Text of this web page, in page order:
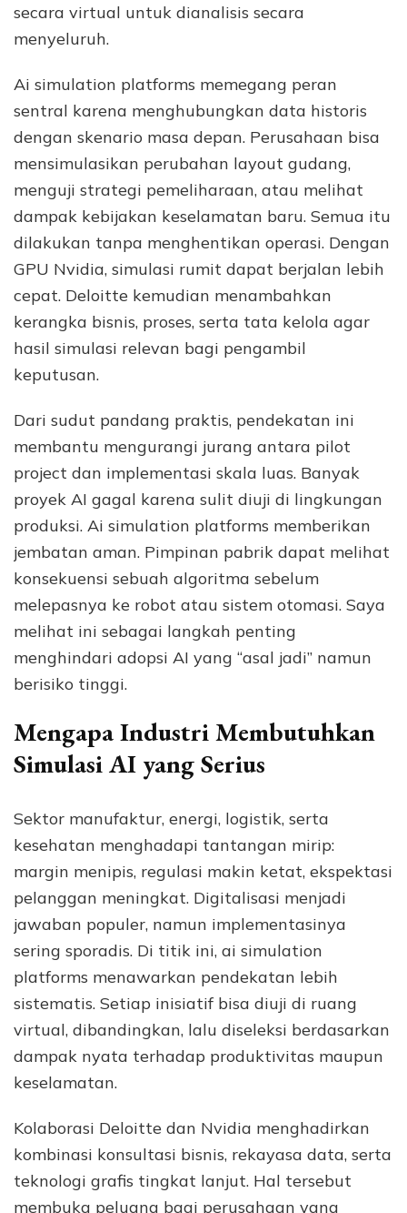
secara virtual untuk dianalisis secara
menyeluruh.
Ai simulation platforms memegang peran
sentral karena menghubungkan data historis
dengan skenario masa depan. Perusahaan bisa
mensimulasikan perubahan layout gudang,
menguji strategi pemeliharaan, atau melihat
dampak kebijakan keselamatan baru. Semua itu
dilakukan tanpa menghentikan operasi. Dengan
GPU Nvidia, simulasi rumit dapat berjalan lebih
cepat. Deloitte kemudian menambahkan
kerangka bisnis, proses, serta tata kelola agar
hasil simulasi relevan bagi pengambil
keputusan.
Dari sudut pandang praktis, pendekatan ini
membantu mengurangi jurang antara pilot
project dan implementasi skala luas. Banyak
proyek AI gagal karena sulit diuji di lingkungan
produksi. Ai simulation platforms memberikan
jembatan aman. Pimpinan pabrik dapat melihat
konsekuensi sebuah algoritma sebelum
melepasnya ke robot atau sistem otomasi. Saya
melihat ini sebagai langkah penting
menghindari adopsi AI yang “asal jadi” namun
berisiko tinggi.
Mengapa Industri Membutuhkan
Simulasi AI yang Serius
Sektor manufaktur, energi, logistik, serta
kesehatan menghadapi tantangan mirip:
margin menipis, regulasi makin ketat, ekspektasi
pelanggan meningkat. Digitalisasi menjadi
jawaban populer, namun implementasinya
sering sporadis. Di titik ini, ai simulation
platforms menawarkan pendekatan lebih
sistematis. Setiap inisiatif bisa diuji di ruang
virtual, dibandingkan, lalu diseleksi berdasarkan
dampak nyata terhadap produktivitas maupun
keselamatan.
Kolaborasi Deloitte dan Nvidia menghadirkan
kombinasi konsultasi bisnis, rekayasa data, serta
teknologi grafis tingkat lanjut. Hal tersebut
membuka peluang bagi perusahaan yang